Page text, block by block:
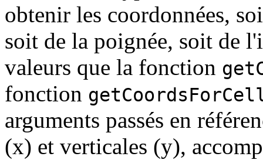
obtenir les coordonnées,
soit de la poignée, soit de
valeurs que la fonction
fonction
arguments passés en
(x) et verticales (y),